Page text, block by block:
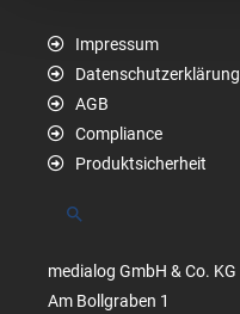
Impressum
Datenschutzerklärung
AGB
Compliance
Produktsicherheit
Suchen
medialog GmbH & Co. KG
Am Bollgraben 1